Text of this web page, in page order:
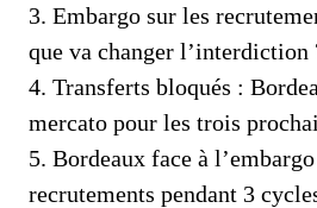
3. Embargo sur les
que va changer l’interdiction
4. Transferts bloqués :
mercato pour les trois
5. Bordeaux face à
recrutements pendant 3